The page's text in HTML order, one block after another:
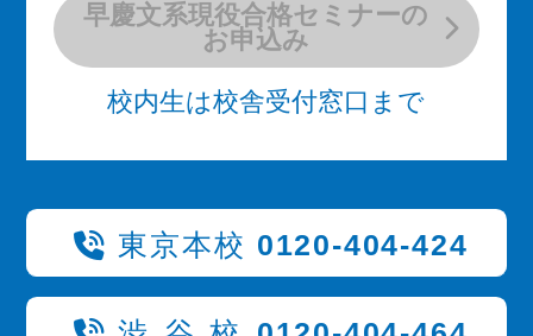
早慶文系現役合格セミナーの
お申込み
校内生は校舎受付窓口まで
東京本校 0120-404-424